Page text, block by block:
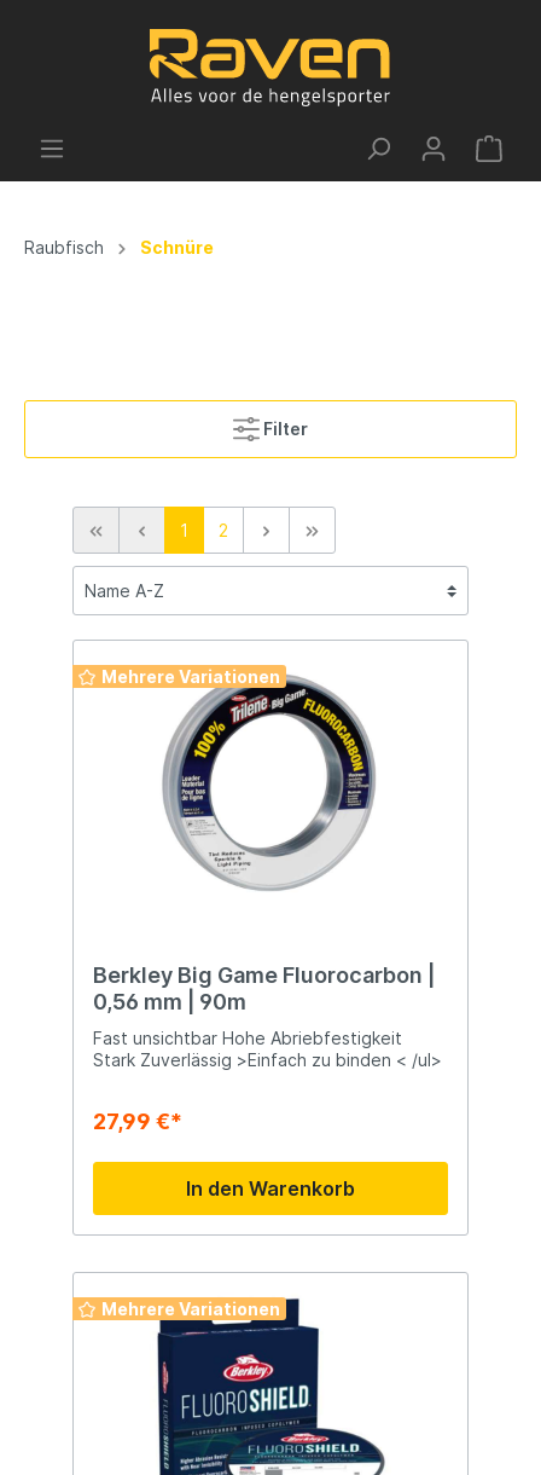
Raubfisch Schnüre
Filter
1 2
Mehrere Variationen
Berkley Big Game Fluorocarbon |
0,56 mm | 90m
Fast unsichtbar Hohe Abriebfestigkeit
Stark Zuverlässig >Einfach zu binden < /ul>
27,99 €*
In den Warenkorb
Mehrere Variationen